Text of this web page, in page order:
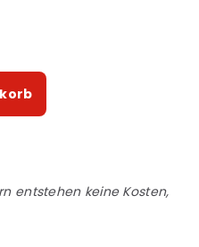
entstehen keine Kosten,